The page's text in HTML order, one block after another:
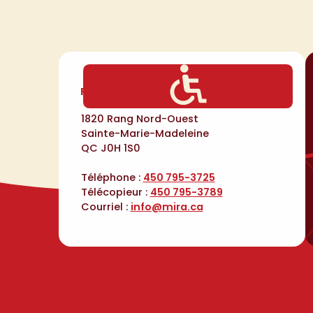
Fondation Mira
1820 Rang Nord-Ouest
Sainte-Marie-Madeleine
QC J0H 1S0
Téléphone : 450 795-3725
Télécopieur : 450 795-3789
Courriel : info@mira.ca